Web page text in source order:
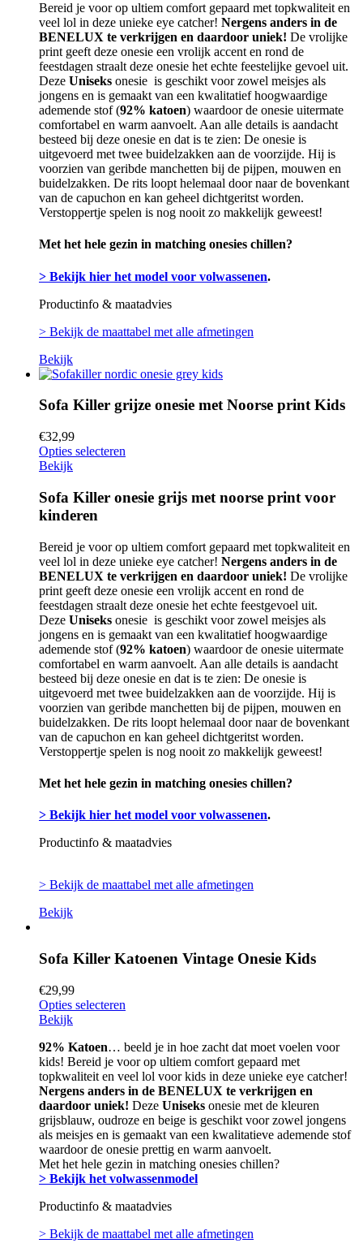
Bereid je voor op ultiem comfort gepaard met topkwaliteit en
veel lol in deze unieke eye catcher! Nergens anders in de
BENELUX te verkrijgen en daardoor uniek! De vrolijke
print geeft deze onesie een vrolijk accent en rond de
feestdagen straalt deze onesie het echte feestelijke gevoel uit.
Deze Uniseks onesie is geschikt voor zowel meisjes als
jongens en is gemaakt van een kwalitatief hoogwaardige
ademende stof (92% katoen) waardoor de onesie uitermate
comfortabel en warm aanvoelt. Aan alle details is aandacht
besteed bij deze onesie en dat is te zien: De onesie is
uitgevoerd met twee buidelzakken aan de voorzijde. Hij is
voorzien van geribde manchetten bij de pijpen, mouwen en
buidelzakken. De rits loopt helemaal door naar de bovenkant
van de capuchon en kan geheel dichtgeritst worden.
Verstoppertje spelen is nog nooit zo makkelijk geweest!
Met het hele gezin in matching onesies chillen?
> Bekijk hier het model voor volwassenen.
Productinfo & maatadvies
> Bekijk de maattabel met alle afmetingen
Bekijk
Sofa Killer grijze onesie met Noorse print Kids
€32,99
Opties selecteren
Bekijk
Sofa Killer onesie grijs met noorse print voor
kinderen
Bereid je voor op ultiem comfort gepaard met topkwaliteit en
veel lol in deze unieke eye catcher! Nergens anders in de
BENELUX te verkrijgen en daardoor uniek! De vrolijke
print geeft deze onesie een vrolijk accent en rond de
feestdagen straalt deze onesie het echte feestgevoel uit.
Deze Uniseks onesie is geschikt voor zowel meisjes als
jongens en is gemaakt van een kwalitatief hoogwaardige
ademende stof (92% katoen) waardoor de onesie uitermate
comfortabel en warm aanvoelt. Aan alle details is aandacht
besteed bij deze onesie en dat is te zien: De onesie is
uitgevoerd met twee buidelzakken aan de voorzijde. Hij is
voorzien van geribde manchetten bij de pijpen, mouwen en
buidelzakken. De rits loopt helemaal door naar de bovenkant
van de capuchon en kan geheel dichtgeritst worden.
Verstoppertje spelen is nog nooit zo makkelijk geweest!
Met het hele gezin in matching onesies chillen?
> Bekijk hier het model voor volwassenen.
Productinfo & maatadvies
> Bekijk de maattabel met alle afmetingen
Bekijk
Sofa Killer Katoenen Vintage Onesie Kids
€29,99
Opties selecteren
Bekijk
92% Katoen… beeld je in hoe zacht dat moet voelen voor
kids! Bereid je voor op ultiem comfort gepaard met
topkwaliteit en veel lol voor kids in deze unieke eye catcher!
Nergens anders in de BENELUX te verkrijgen en
daardoor uniek! Deze Uniseks onesie met de kleuren
grijsblauw, oudroze en beige is geschikt voor zowel jongens
als meisjes en is gemaakt van een kwalitatieve ademende stof
waardoor de onesie prettig en warm aanvoelt.
Met het hele gezin in matching onesies chillen?
> Bekijk het volwassenmodel
Productinfo & maatadvies
> Bekijk de maattabel met alle afmetingen